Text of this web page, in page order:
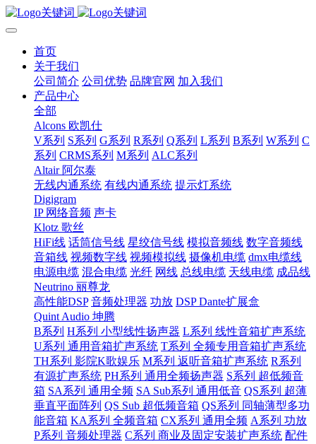
首页
关于我们
公司简介 公司优势 品牌官网 加入我们
产品中心
全部
Alcons 欧凯仕
V系列 S系列 G系列 R系列 Q系列 L系列 B系列 W系列 C
系列 CRMS系列 M系列 ALC系列
Altair 阿尔泰
无线内通系统 有线内通系统 提示灯系统
Digigram
IP 网络音频 声卡
Klotz 歌丝
HiFi线 话筒信号线 星绞信号线 模拟音频线 数字音频线
音箱线 视频数字线 视频模拟线 摄像机电缆 dmx电缆线
电源电缆 混合电缆 光纤 网线 总线电缆 天线电缆 成品线
Neutrino 丽尊龙
高性能DSP 音频处理器 功放 DSP Dante扩展盒
Quint Audio 坤腾
B系列 H系列 小型线性扬声器 L系列 线性音箱扩声系统
U系列 通用音箱扩声系统 T系列 全频专用音箱扩声系统
TH系列 影院K歌娱乐 M系列 返听音箱扩声系统 R系列
有源扩声系统 PH系列 通用全频扬声器 S系列 超低频音
箱 SA系列 通用全频 SA Sub系列 通用低音 QS系列 超薄
垂直平面阵列 QS Sub 超低频音箱 QS系列 同轴薄型多功
能音箱 KA系列 全频音箱 CX系列 通用全频 A系列 功放
P系列 音频处理器 C系列 商业及固定安装扩声系统 配件